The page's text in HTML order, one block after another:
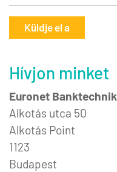
Küldje el a
Hívjon minket
Euronet
Alkotás utca 50
Alkotás Point
1123
Budapest